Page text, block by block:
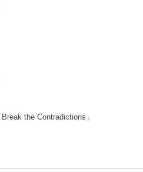
the Contradictions」